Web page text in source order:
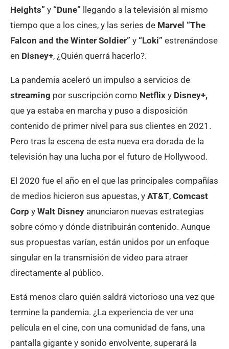
Heights” y “Dune”
llegando a la televisión al mismo
tiempo que a los cines, y las series de Marvel “The
Falcon and the Winter Soldier” y “Loki” estrenándose
en Disney+, ¿Quién querrá hacerlo?.
La pandemia aceleró un impulso a servicios de
streaming por suscripción como Netflix y Disney+,
que ya estaba en marcha y puso a disposición
contenido de primer nivel para sus clientes en 2021.
Pero tras la escena de esta nueva era dorada de la
televisión hay una lucha por el futuro de Hollywood.
El 2020 fue el año en el que las principales compañías
de medios hicieron sus apuestas, y AT&T, Comcast
Corp y Walt Disney anunciaron nuevas estrategias
sobre cómo y dónde distribuirán contenido. Aunque
sus propuestas varían, están unidos por un enfoque
singular en la transmisión de video para atraer
directamente al público.
Está menos claro quién saldrá victorioso una vez que
termine la pandemia. ¿La experiencia de ver una
película en el cine, con una comunidad de fans, una
pantalla gigante y sonido envolvente, superará la